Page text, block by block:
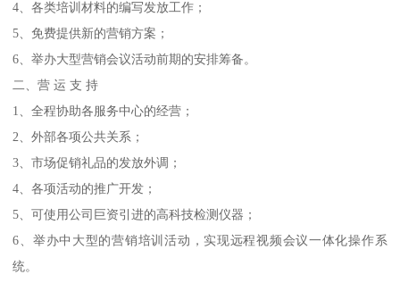
4、各类培训材料的编写发放工作；
5、免费提供新的营销方案；
6、举办大型营销会议活动前期的安排筹备。
二、营 运 支 持
1、全程协助各服务中心的经营；
2、外部各项公共关系；
3、市场促销礼品的发放外调；
4、各项活动的推广开发；
5、可使用公司巨资引进的高科技检测仪器；
6、举办中大型的营销培训活动，实现远程视频会议一体化操作系
统。